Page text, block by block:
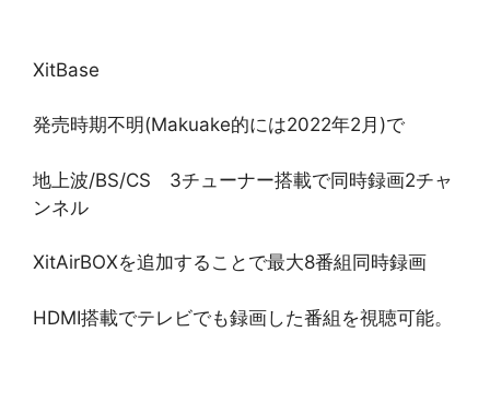
XitBase
発売時期不明(Makuake的には2022年2月)で
地上波/BS/CS 3チューナー搭載で同時録画2チャ
ンネル
XitAirBOXを追加することで最大8番組同時録画
HDMI搭載でテレビでも録画した番組を視聴可能。